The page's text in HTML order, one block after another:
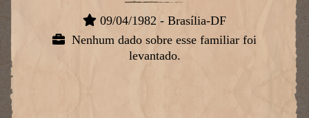
09/04/1982 - Brasília-DF
Nenhum dado sobre esse familiar foi
levantado.